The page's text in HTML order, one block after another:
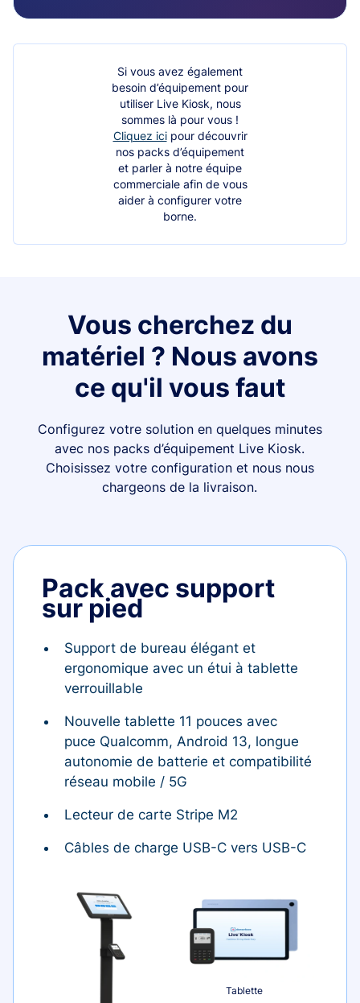
Si vous avez également
besoin d’équipement pour
utiliser Live Kiosk, nous
sommes là pour vous !
Cliquez icipour découvrir
nos packs d’équipement
et parler à notre équipe
commerciale afin de vous
aider à configurer votre
borne.
Vous cherchez du
matériel ? Nous avons
ce qu'il vous faut
Configurez votre solution en quelques minutes
avec nos packs d’équipement Live Kiosk.
Choisissez votre configuration et nous nous
chargeons de la livraison.
Pack avec support
sur pied
Support de bureau élégant et
ergonomique avec un étui à tablette
verrouillable
Nouvelle tablette 11 pouces avec
puce Qualcomm, Android 13, longue
autonomie de batterie et compatibilité
réseau mobile / 5G
Lecteur de carte Stripe M2
Câbles de charge USB-C vers USB-C
Tablette